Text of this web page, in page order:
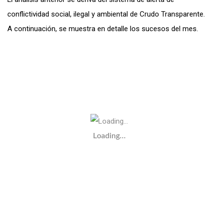
conflictividad social, ilegal y ambiental de Crudo Transparente.
A continuación, se muestra en detalle los sucesos del mes.
Loading…